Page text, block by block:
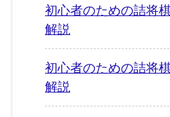
初心者のための詰将
解説
初心者のための詰将
解説